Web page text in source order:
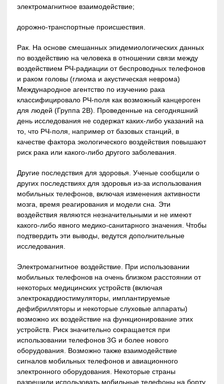
электромагнитное взаимодействие;
дорожно-транспортные происшествия.
Рак. На основе смешанных эпидемиологических данных
по воздействию на человека в отношении связи между
воздействием РЧ-радиации от беспроводных телефонов
и раком головы (глиома и акустическая неврома)
Международное агентство по изучению рака
классифицировало РЧ-поля как возможный канцероген
для людей (Группа 2В). Проведенные на сегодняшний
день исследования не содержат каких-либо указаний на
то, что РЧ-поля, например от базовых станций, в
качестве фактора экологического воздействия повышают
риск рака или какого-либо другого заболевания.
Другие последствия для здоровья. Ученые сообщили о
других последствиях для здоровья из-за использования
мобильных телефонов, включая изменения активности
мозга, время реагирования и модели сна. Эти
воздействия являются незначительными и не имеют
какого-либо явного медико-санитарного значения. Чтобы
подтвердить эти выводы, ведутся дополнительные
исследования.
Электромагнитное воздействие. При использовании
мобильных телефонов на очень близком расстоянии от
некоторых медицинских устройств (включая
электрокардиостимуляторы, имплантируемые
дефибрилляторы и некоторые слуховые аппараты)
возможно их воздействие на функционирование этих
устройств. Риск значительно сокращается при
использовании телефонов 3G и более нового
оборудования. Возможно также взаимодействие
сигналов мобильных телефонов и авиационного
электронного оборудования. Некоторые страны
разрешили использовать мобильные телефоны на борту